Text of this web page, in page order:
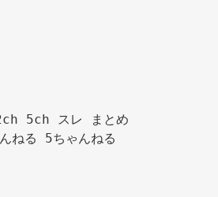
5ch スレ まとめ
ねる 5ちゃんねる